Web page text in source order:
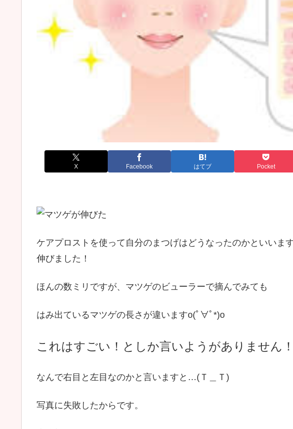
X Facebook はてブ Pocket
ケアプロストを使って自分のまつげはどうなったのかといいま
伸びました！
ほんの数ミリですが、マツゲのビューラーで摘んでみても
はみ出ているマツゲの長さが違いますo(ﾟ∀ﾟ*)o
これはすごい！としか言いようがありません！
なんで右目と左目なのかと言いますと…(Ｔ＿Ｔ)
写真に失敗したからです。